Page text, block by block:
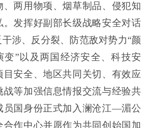
、两用物项、烟草制品、侵犯知
。发挥好副部长级战略安全对话
涉、反分裂、防范敌对势力“颜
变”以及两国经济安全、科技安
目安全、地区共同关切、有效应
战等加强信息情报交流与经验共
员国身份正式加入澜沧江—湄公
合作中心并愿作为共同创始国加